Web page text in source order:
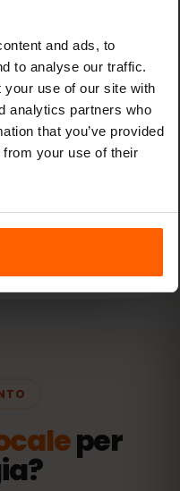
and ads, to
to analyse our traffic.
your use of our site with
analytics partners who
that you’ve provided
from your use of their
i viaggi
alla tua eSIM
di eSIMFOX:
per